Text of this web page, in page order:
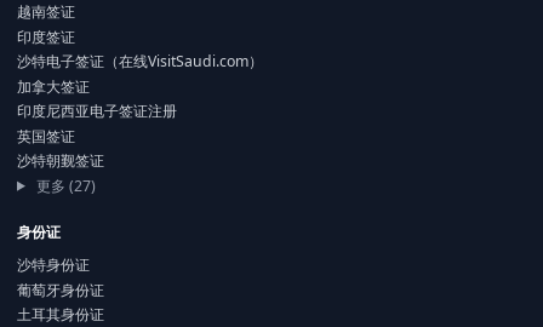
越南签证
印度签证
沙特电子签证（在线VisitSaudi.com）
加拿大签证
印度尼西亚电子签证注册
英国签证
沙特朝觐签证
更多 (27)
身份证
沙特身份证
葡萄牙身份证
土耳其身份证